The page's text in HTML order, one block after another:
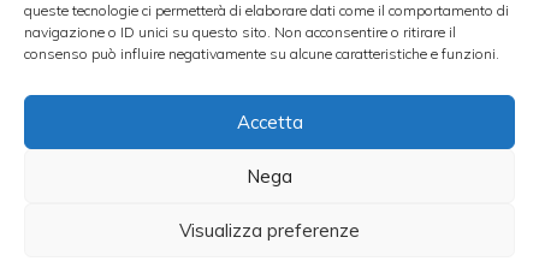
queste tecnologie ci permetterà di elaborare dati come il comportamento di
navigazione o ID unici su questo sito. Non acconsentire o ritirare il
consenso può influire negativamente su alcune caratteristiche e funzioni.
Accetta
Nega
Visualizza preferenze
Fonduta italiana e
aromatiche in
cucina (parte I)
Marinatura